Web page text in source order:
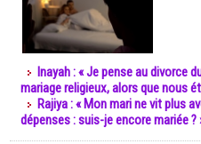
Inayah : « Je pense au divorce
mariage religieux, alors que nous
Rajiya : « Mon mari ne vit plus
dépenses : suis-je encore mariée ?